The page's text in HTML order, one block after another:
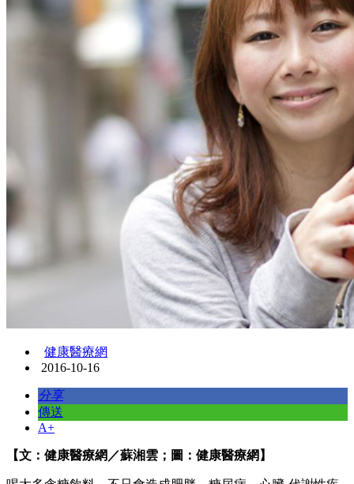
健康醫療網
2016-10-16
分享
傳送
A+
【文：健康醫療網／蘇湘雲；圖：健康醫療網】